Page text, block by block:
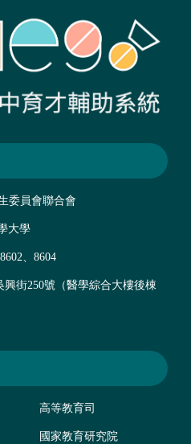
委員會聯合會
大學
、8604
興街250號（醫學綜合大樓後棟
高等教育司
國家教育研究院